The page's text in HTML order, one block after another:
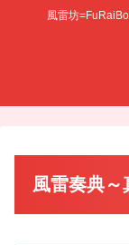
風雷坊
風雷奏典～